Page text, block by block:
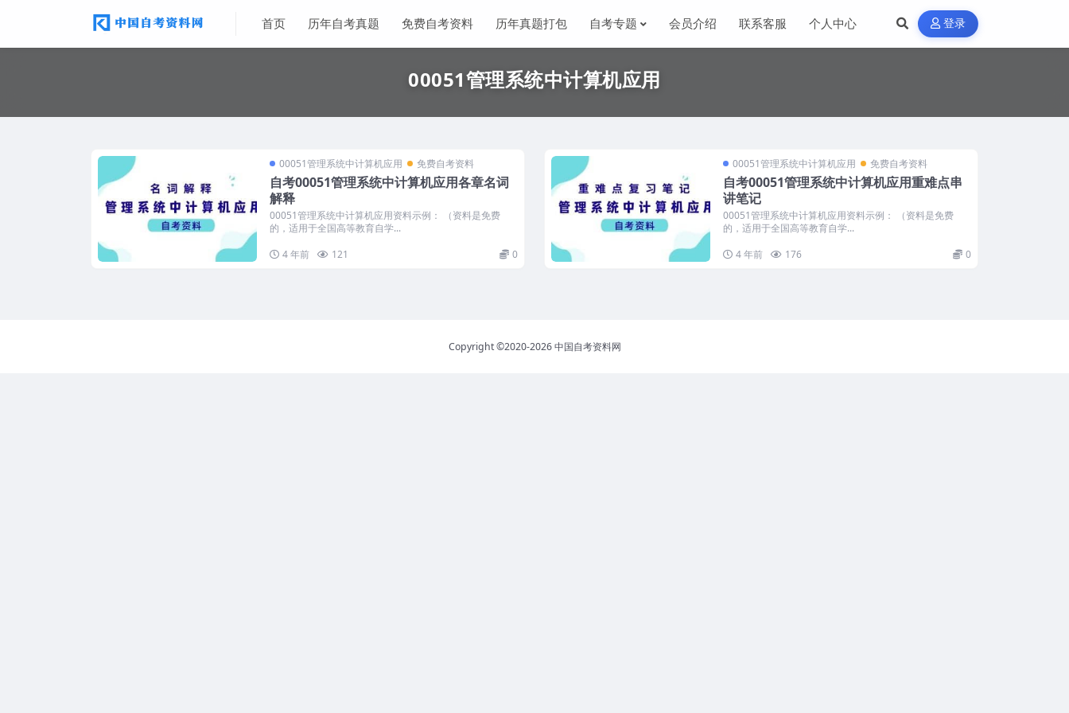
首页 历年自考真题 免费自考资料 历年真题打包 自考专题 会员介绍 联系客服 个人中心 登录
00051管理系统中计算机应用
00051管理系统中计算机应用 免费自考资料
自考00051管理系统中计算机应用各章名词
解释
00051管理系统中计算机应用资料示例： （资料是免费
的，适用于全国高等教育自学...
4 年前
121 0
00051管理系统中计算机应用 免费自考资料
自考00051管理系统中计算机应用重难点串
讲笔记
00051管理系统中计算机应用资料示例： （资料是免费
的，适用于全国高等教育自学...
4 年前
176 0
Copyright ©2020-2026中国自考资料网